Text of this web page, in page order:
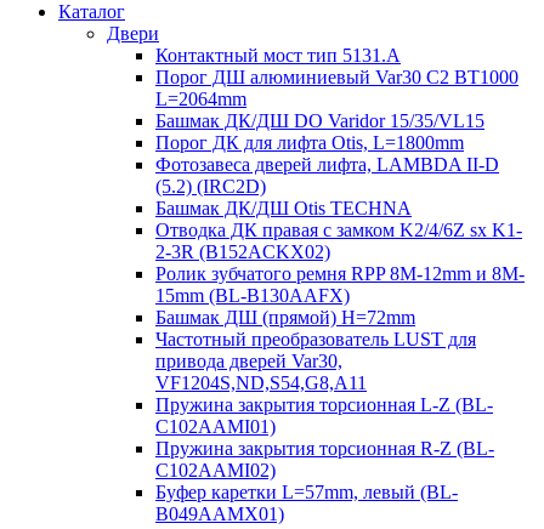
Каталог
Двери
Контактный мост тип 5131.A
Порог ДШ алюминиевый Var30 C2 BT1000
L=2064mm
Башмак ДК/ДШ DO Varidor 15/35/VL15
Порог ДК для лифта Otis, L=1800mm
Фотозавеса дверей лифта, LAMBDA II-D
(5.2) (IRC2D)
Башмак ДК/ДШ Otis TECHNA
Отводка ДК правая с замком K2/4/6Z sx K1-
2-3R (B152ACKX02)
Ролик зубчатого ремня RPP 8M-12mm и 8M-
15mm (BL-B130AAFX)
Башмак ДШ (прямой) H=72mm
Частотный преобразователь LUST для
привода дверей Var30,
VF1204S,ND,S54,G8,A11
Пружина закрытия торсионная L-Z (BL-
C102AAMI01)
Пружина закрытия торсионная R-Z (BL-
C102AAMI02)
Буфер каретки L=57mm, левый (BL-
B049AAMX01)